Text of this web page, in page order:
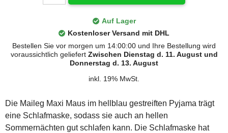
Auf Lager
Kostenloser Versand mit DHL
Bestellen Sie vor morgen um 14:00:00 und Ihre Bestellung wird
voraussichtlich geliefert Zwischen Dienstag d. 11. August und
Donnerstag d. 13. August
inkl. 19% MwSt.
Die Maileg Maxi Maus im hellblau gestreiften Pyjama trägt
eine Schlafmaske, sodass sie auch an hellen
Sommernächten gut schlafen kann. Die Schlafmaske hat